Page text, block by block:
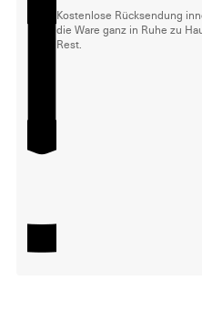
Kostenlose Rücksendung
die Ware ganz in Ruhe zu
Rest.